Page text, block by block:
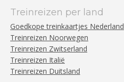
Treinreizen per land
Goedkope treinkaartjes Nederland
Treinreizen Noorwegen
Treinreizen Zwitserland
Treinreizen Italië
Treinreizen Duitsland